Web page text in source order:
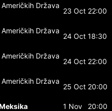
Država
23 Oct 22:00
Država
24 Oct 18:30
Država
24 Oct 22:00
Država
25 Oct 20:00
1 Nov 20:00